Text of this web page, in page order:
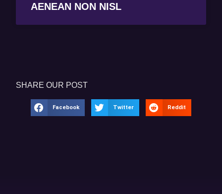
AENEAN NON NISL
SHARE OUR POST
Facebook Twitter Reddit